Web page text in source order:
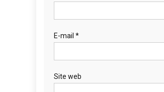
E-mail *
Site web